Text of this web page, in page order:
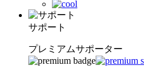
サポート
プレミアムサポーター